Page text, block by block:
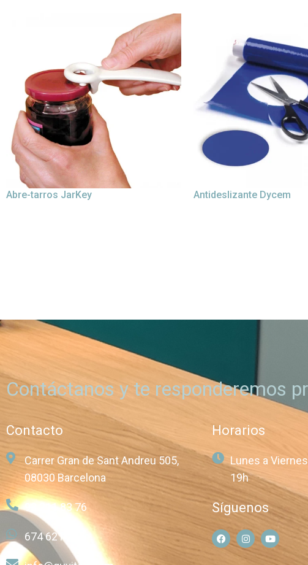
Abre-tarros JarKey Antideslizante Dycem
Contáctanos y te responderemos
Contacto
Carrer Gran de Sant Andreu 505,
08030 Barcelona
93 211 83 76
674 621 257
Horarios
Lunes a
19h
Síguenos